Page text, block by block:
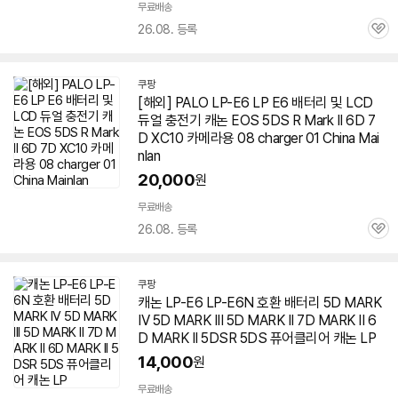
무료배송
26.08. 등록
관
쿠팡
[해외] PALO LP-E6 LP E6 배터리 및 LCD
듀얼 충전기 캐논 EOS 5DS R MarkII 6D 7
D XC10 카메라용 08 charger 01 China Mai
nlan
20,000원
무료배송
26.08. 등록
관
쿠팡
캐논 LP-E6 LP-E6N 호환 배터리 5D MARK
IV 5D MARKIII 5D MARKII 7D MARKII 6
D MARKII 5DSR 5DS 퓨어클리어 캐논 LP
14,000원
무료배송